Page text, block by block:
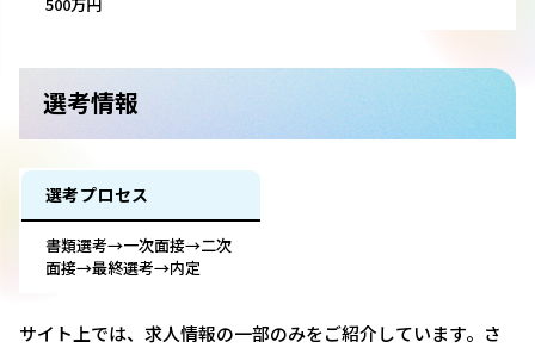
500万円
選考情報
選考プロセス
書類選考→一次面接→二次
面接→最終選考→内定
サイト上では、求人情報の一部のみをご紹介しています。さ